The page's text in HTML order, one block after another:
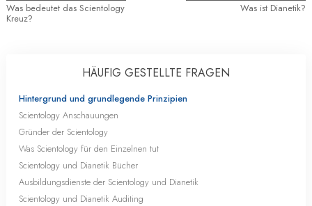
Was bedeutet das Scientology
Kreuz?
Was ist Dianetik?
HÄUFIG GESTELLTE FRAGEN
Hintergrund und grundlegende Prinzipien
Scientology Anschauungen
Gründer der Scientology
Was Scientology für den Einzelnen tut
Scientology und Dianetik Bücher
Ausbildungsdienste der Scientology und Dianetik
Scientology und Dianetik Auditing